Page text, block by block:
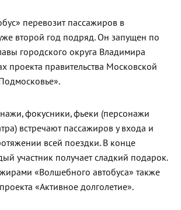
перевозит пассажиров в
второй год подряд. Он запущен по
городского округа Владимира
проекта правительства Московской
фокусники, фьеки (персонажи
встречают пассажиров у входа и
всей поездки. В конце
участник получает сладкий подарок.
«Волшебного автобуса» также
«Активное долголетие».